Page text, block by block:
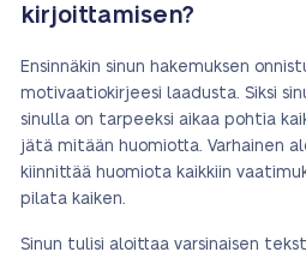
kirjoittamisen?
Ensinnäkin sinun hakemuksen
motivaatiokirjeesi laadusta. Siksi
sinulla on tarpeeksi aikaa pohtia
jätä mitään huomiotta. Varhainen
kiinnittää huomiota kaikkiin
pilata kaiken.
Sinun tulisi aloittaa varsinaisen